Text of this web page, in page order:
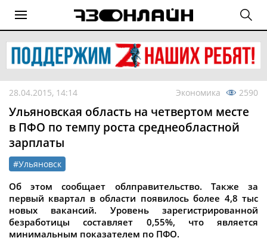
28.04.2015, 14:14 Экономика 2590
Ульяновская область на четвертом месте
в ПФО по темпу роста среднеобластной
зарплаты
#Ульяновск
Об этом сообщает облправительство. Также за
первый квартал в области появилось более 4,8 тыс
новых вакансий. Уровень зарегистрированной
безработицы составляет 0,55%, что является
минимальным показателем по ПФО.